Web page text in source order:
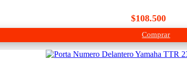
$108.500
Comprar